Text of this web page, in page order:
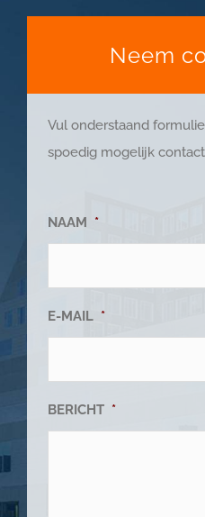
Neem
Vul onderstaand
spoedig mogelijk
NAAM *
E-MAIL *
BERICHT *